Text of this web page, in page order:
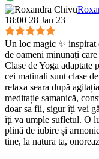
18:00 28 Jan 23
Un loc magic ✨
de oameni minunați
Clase de Yoga
cei matinali sunt clase
relaxa seara după
meditație samanică,
doar sa fii, sigur îți vei
îți va umple sufletul. O
plină de iubire și
tine, la natura ta,